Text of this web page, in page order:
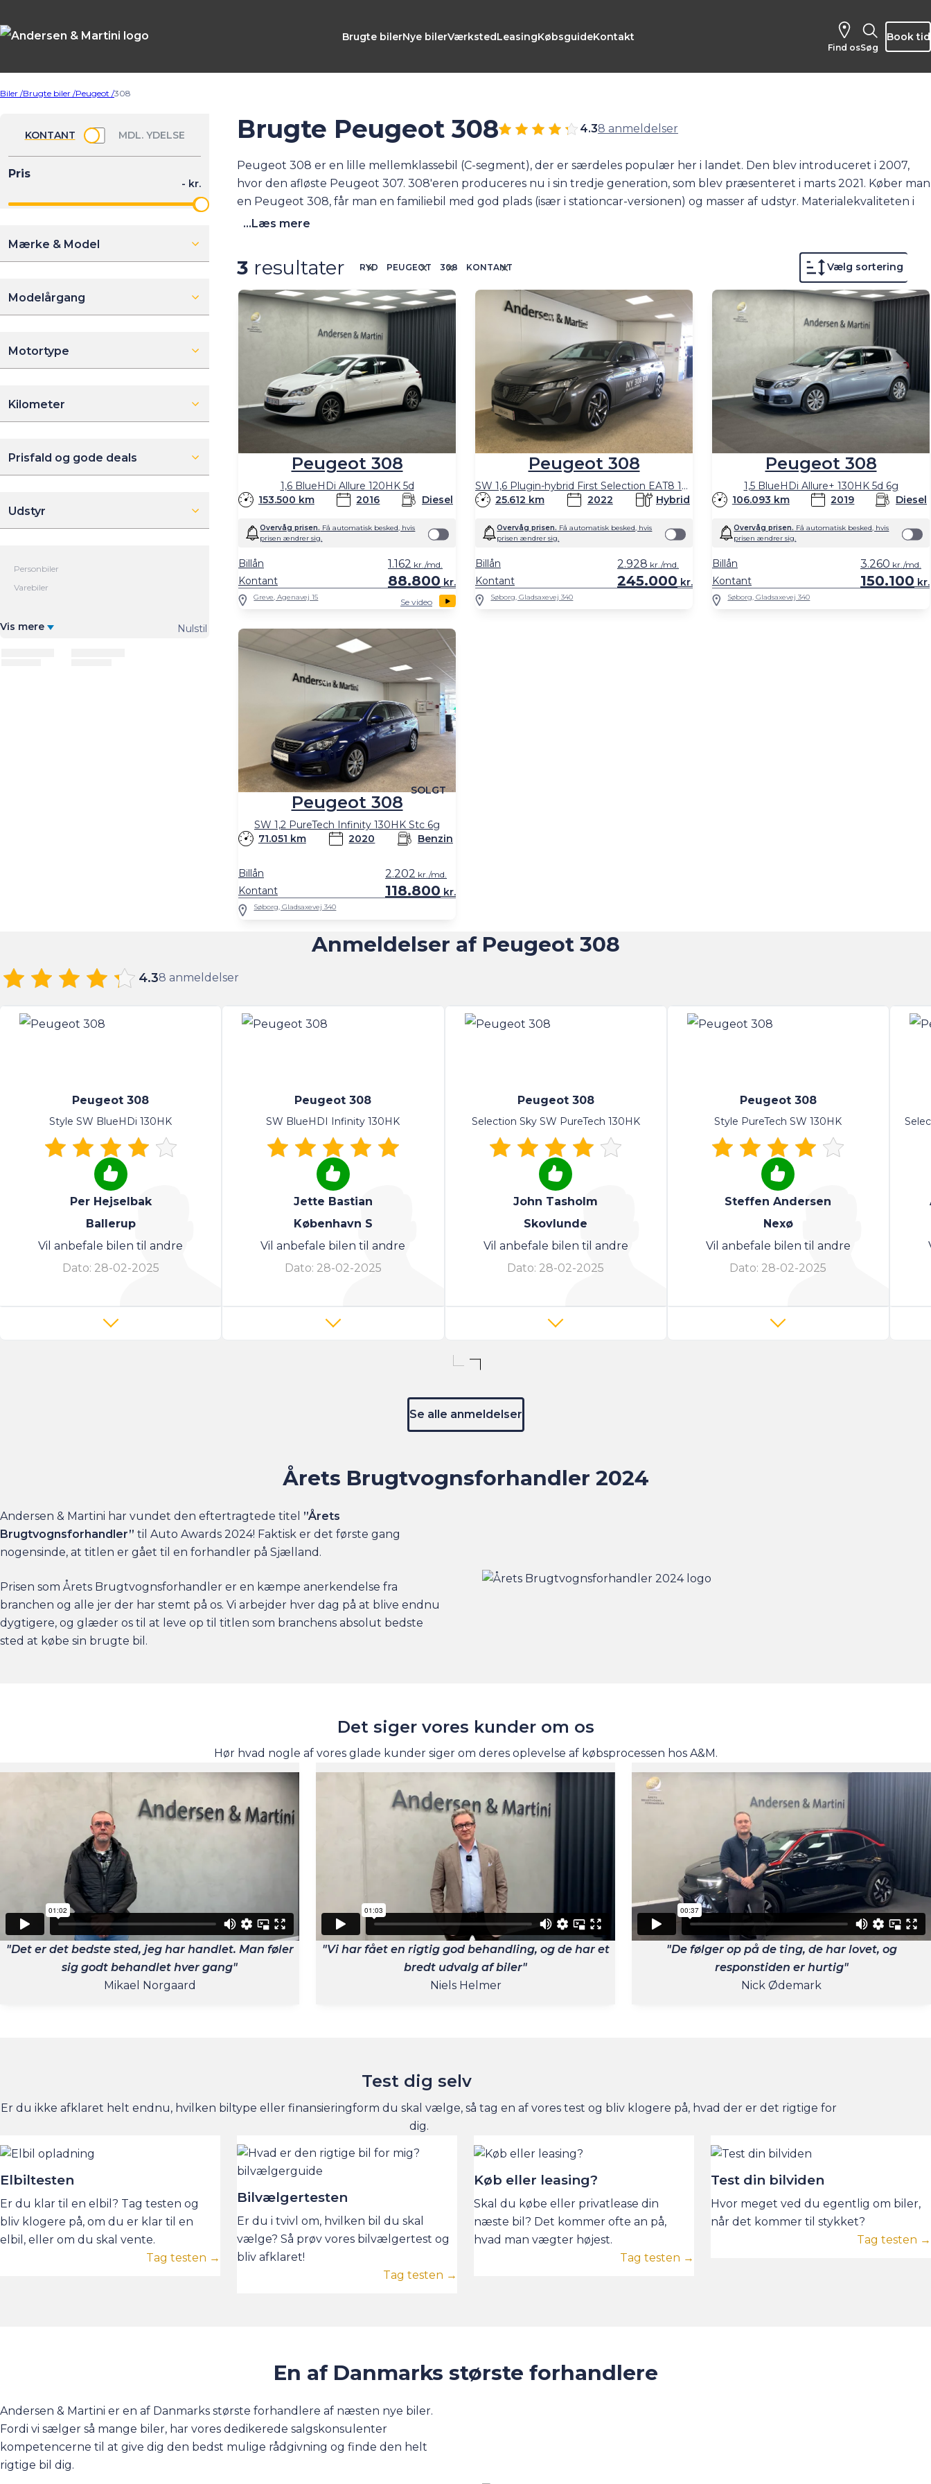
Brugte bilerNye bilerVærkstedLeasingKøbsguideKontakt
Find os Søg
Book tid
Biler /Brugte biler /Peugeot /308
Mærke & Model
Modelårgang
Motortype
Kilometer
Prisfald og gode deals
Udstyr
Vis mere Nulstil
Brugte Peugeot 308 4.38 anmeldelser
Peugeot 308 er en lille mellemklassebil (C-segment), der er særdeles populær her i landet. Den blev introduceret i 2007,
hvor den afløste Peugeot 307. 308'eren produceres nu i sin tredje generation, som blev præsenteret i marts 2021. Køber man
en Peugeot 308, får man en familiebil med god plads (især i stationcar-versionen) og masser af udstyr. Materialekvaliteten i
kabinen lader heller ikke noget tilbage at ønske. Den seneste udgave fås som plug-in-hybrid og med benzin- eller
Peugeot 308 hos os, kan du være sikker på, at du får den bedste rådgivning. Vi er nemlig autoriseret Peugeot-forhandler og
har derfor stor viden om bilen. Klik her, og læs mere om Peugeot 308 på nybilssiden her på am.dk.
...Læs mere
3 resultater Vælg sortering
RYD PEUGEOT 308 KONTANT
Peugeot 308
1,6 BlueHDi Allure 120HK 5d
153.500 km
2016 Diesel
Overvåg prisen. Få automatisk besked, hvis
prisen ændrer sig.
Kontant 88.800 kr.
Billån 1.162 kr./md.
Greve, Agenavej 15 Se video
Peugeot 308
SW 1,6 Plugin-hybrid First Selection EAT8 180HK Stc 8g Aut.
25.612 km
2022 Hybrid
Overvåg prisen. Få automatisk besked, hvis
prisen ændrer sig.
Kontant 245.000 kr.
Billån 2.928 kr./md.
Søborg, Gladsaxevej 340
Peugeot 308
1,5 BlueHDi Allure+ 130HK 5d 6g
106.093 km
2019 Diesel
Overvåg prisen. Få automatisk besked, hvis
prisen ændrer sig.
Kontant 150.100 kr.
Billån 3.260 kr./md.
Søborg, Gladsaxevej 340
SOLGT
Peugeot 308
SW 1,2 PureTech Infinity 130HK Stc 6g
71.051 km
2020 Benzin
Kontant 118.800 kr.
Billån 2.202 kr./md.
Søborg, Gladsaxevej 340
Anmeldelser af Peugeot 308
4.38 anmeldelser
Peugeot 308
Style SW BlueHDi 130HK
Per Hejselbak
Ballerup
Vil anbefale bilen til andre
Dato: 28-02-2025
Peugeot 308
SW BlueHDI Infinity 130HK
Jette Bastian
København S
Vil anbefale bilen til andre
Dato: 28-02-2025
Peugeot 308
Selection Sky SW PureTech 130HK
John Tasholm
Skovlunde
Vil anbefale bilen til andre
Dato: 28-02-2025
Peugeot 308
Style PureTech SW 130HK
Steffen Andersen
Nexø
Vil anbefale bilen til andre
Dato: 28-02-2025
Se alle anmeldelser
Årets Brugtvognsforhandler 2024
Andersen & Martini har vundet den eftertragtede titel ”Årets
Brugtvognsforhandler” til Auto Awards 2024! Faktisk er det første gang
nogensinde, at titlen er gået til en forhandler på Sjælland.
Prisen som Årets Brugtvognsforhandler er en kæmpe anerkendelse fra
branchen og alle jer der har stemt på os. Vi arbejder hver dag på at blive endnu
dygtigere, og glæder os til at leve op til titlen som branchens absolut bedste
sted at købe sin brugte bil.
Det siger vores kunder om os
Hør hvad nogle af vores glade kunder siger om deres oplevelse af købsprocessen hos A&M.
"Det er det bedste sted, jeg har handlet. Man føler
sig godt behandlet hver gang"
Mikael Norgaard
"Vi har fået en rigtig god behandling, og de har et
bredt udvalg af biler"
Niels Helmer
"De følger op på de ting, de har lovet, og
responstiden er hurtig"
Nick Ødemark
Test dig selv
Er du ikke afklaret helt endnu, hvilken biltype eller finansieringform du skal vælge, så tag en af vores test og bliv klogere på, hvad der er det rigtige for
dig.
Elbiltesten
Er du klar til en elbil? Tag testen og
bliv klogere på, om du er klar til en
elbil, eller om du skal vente.
Tag testen →
Bilvælgertesten
Er du i tvivl om, hvilken bil du skal
vælge? Så prøv vores bilvælgertest og
bliv afklaret!
Tag testen →
Køb eller leasing?
Skal du købe eller privatlease din
næste bil? Det kommer ofte an på,
hvad man vægter højest.
Tag testen →
Test din bilviden
Hvor meget ved du egentlig om biler,
når det kommer til stykket?
Tag testen →
En af Danmarks største forhandlere
Andersen & Martini er en af Danmarks største forhandlere af næsten nye biler.
Fordi vi sælger så mange biler, har vores dedikerede salgskonsulenter
kompetencerne til at give dig den bedst mulige rådgivning og finde den helt
rigtige bil dig.